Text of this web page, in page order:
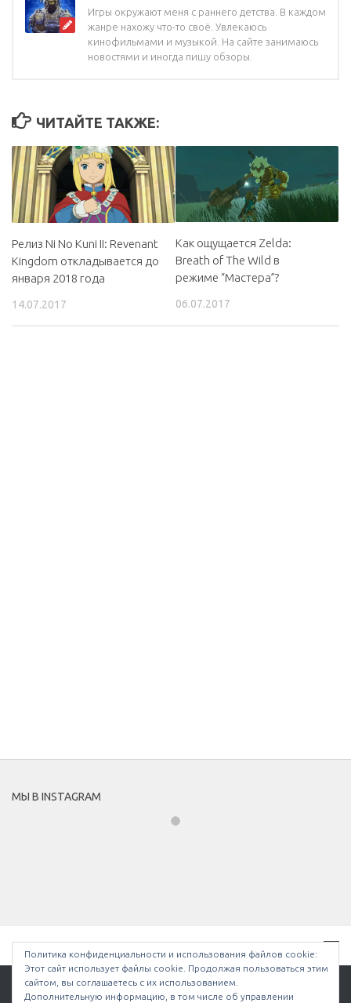
Игры окружают меня с раннего детства. В каждом
жанре нахожу что-то своё. Увлекаюсь
кинофильмами и музыкой. На сайте занимаюсь
новостями и иногда пишу обзоры.
ЧИТАЙТЕ ТАКЖЕ:
Релиз Ni No Kuni II: Revenant
Kingdom откладывается до
января 2018 года
14.07.2017
Как ощущается Zelda:
Breath of The Wild в
режиме “Мастера”?
06.07.2017
МЫ В INSTAGRAM
Политика конфиденциальности и использования файлов сookie:
Этот сайт использует файлы cookie. Продолжая пользоваться этим
сайтом, вы соглашаетесь с их использованием.
Дополнительную информацию, в том числе об управлении